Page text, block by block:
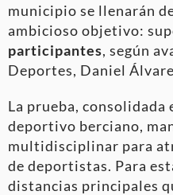
municipio se llenarán
ambicioso objetivo:
participantes, según
Deportes, Daniel
La prueba, consolidada
deportivo berciano,
multidisciplinar para
de deportistas. Para
distancias principales